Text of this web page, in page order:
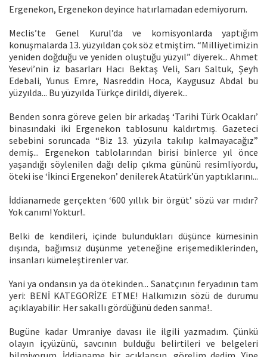
Ergenekon, Ergenekon deyince hatırlamadan edemiyorum.
Meclis’te Genel Kurul’da ve komisyonlarda yaptığım
konuşmalarda 13. yüzyıldan çok söz etmiştim. “Milliyetimizin
yeniden doğduğu ve yeniden oluştuğu yüzyıl” diyerek... Ahmet
Yesevi’nin iz basarları Hacı Bektaş Veli, Sarı Saltuk, Şeyh
Edebali, Yunus Emre, Nasreddin Hoca, Kaygusuz Abdal bu
yüzyılda... Bu yüzyılda Türkçe dirildi, diyerek...
Benden sonra göreve gelen bir arkadaş ‘Tarihi Türk Ocakları’
binasındaki iki Ergenekon tablosunu kaldırtmış. Gazeteci
sebebini soruncada “Biz 13. yüzyıla takılıp kalmayacağız”
demiş... Ergenekon tablolarından birisi binlerce yıl önce
yaşandığı söylenilen dağı delip çıkma gününü resimliyordu,
öteki ise ‘İkinci Ergenekon’ denilerek Atatürk’ün yaptıklarını...
İddianamede gerçekten ‘600 yıllık bir örgüt’ sözü var mıdır?
Yok canım! Yoktur!..
Belki de kendileri, içinde bulundukları düşünce kümesinin
dışında, bağımsız düşünme yeteneğine erişemediklerinden,
insanları kümeleştirenler var.
Yani ya ondansın ya da ötekinden... Sanatçının feryadının tam
yeri: BENİ KATEGORİZE ETME! Halkımızın sözü de durumu
açıklayabilir: Her sakallı gördüğünü deden sanma!..
Bugüne kadar Umraniye davası ile ilgili yazmadım. Çünkü
olayın içyüzünü, savcının bulduğu belirtileri ve belgeleri